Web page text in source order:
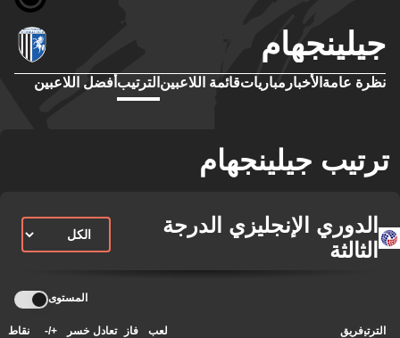
جيلينجهام
نظرة عامة الأخبار مبارياتقائمة اللاعبين الترتيب أفضل اللاعبين
ترتيب جيلينجهام
الدوري الإنجليزي الدرجة
الثالثة
المستوى
الترتيبفريق لعب فاز تعادل خسر +/- نقاط